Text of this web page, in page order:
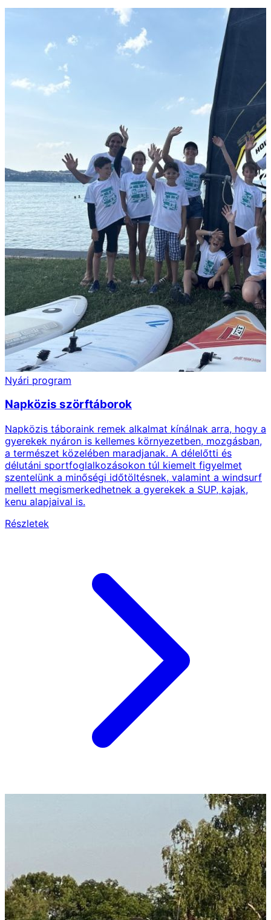
Nyári program
Napközis szörftáborok
Napközis táboraink remek alkalmat kínálnak arra, hogy a
gyerekek nyáron is kellemes környezetben, mozgásban,
a természet közelében maradjanak. A délelőtti és
délutáni sportfoglalkozásokon túl kiemelt figyelmet
szentelünk a minőségi időtöltésnek, valamint a windsurf
mellett megismerkedhetnek a gyerekek a SUP, kajak,
kenu alapjaival is.
Részletek